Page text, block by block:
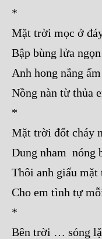
*
Mặt trời mọc ở
Bập bùng lửa
Anh hong nắng
Nồng nàn từ thủa
*
Mặt trời đốt cháy
Dung nham nóng
Thôi anh giấu
Cho em tình tự
*
Bên trời … sóng